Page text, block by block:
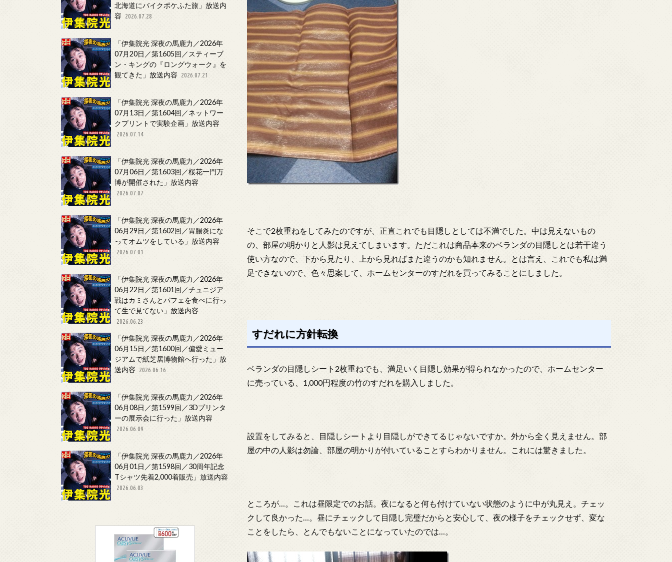
そこで2枚重ねをしてみたのですが、正直これでも目隠しとしては不満でした。中は見えないもの
の、部屋の明かりと人影は見えてしまいます。ただこれは商品本来のベランダの目隠しとは若干違う
使い方なので、下から見たり、上から見ればまた違うのかも知れません。とは言え、これでも私は満
足できないので、色々思案して、ホームセンターのすだれを買ってみることにしました。
すだれに方針転換
ベランダの目隠しシート2枚重ねでも、満足いく目隠し効果が得られなかったので、ホームセンター
に売っている、1,000円程度の竹のすだれを購入しました。
設置をしてみると、目隠しシートより目隠しができてるじゃないですか。外から全く見えません。部
屋の中の人影は勿論、部屋の明かりが付いていることすらわかりません。これには驚きました。
ところが…。これは昼限定でのお話。夜になると何も付けていない状態のように中が丸見え。チェッ
クして良かった…。昼にチェックして目隠し完璧だからと安心して、夜の様子をチェックせず、変な
ことをしたら、とんでもないことになっていたのでは…。
北海道にバイクポケふた旅」放送内
容
2026.07.28
「伊集院光 深夜の馬鹿力／2026年
07月20日／第1605回／スティーブ
ン・キングの『ロングウォーク』を
観てきた」放送内容
2026.07.21
「伊集院光 深夜の馬鹿力／2026年
07月13日／第1604回／ネットワー
クプリントで実験企画」放送内容
2026.07.14
「伊集院光 深夜の馬鹿力／2026年
07月06日／第1603回／桜花一門万
博が開催された」放送内容
2026.07.07
「伊集院光 深夜の馬鹿力／2026年
06月29日／第1602回／胃腸炎にな
ってオムツをしている」放送内容
2026.07.01
「伊集院光 深夜の馬鹿力／2026年
06月22日／第1601回／チュニジア
戦はカミさんとパフェを食べに行っ
て生で見てない」放送内容
2026.06.23
「伊集院光 深夜の馬鹿力／2026年
06月15日／第1600回／偏愛ミュー
ジアムで紙芝居博物館へ行った」放
送内容
2026.06.16
「伊集院光 深夜の馬鹿力／2026年
06月08日／第1599回／3Dプリンタ
ーの展示会に行った」放送内容
2026.06.09
「伊集院光 深夜の馬鹿力／2026年
06月01日／第1598回／30周年記念
Tシャツ先着2,000着販売」放送内容
2026.06.03